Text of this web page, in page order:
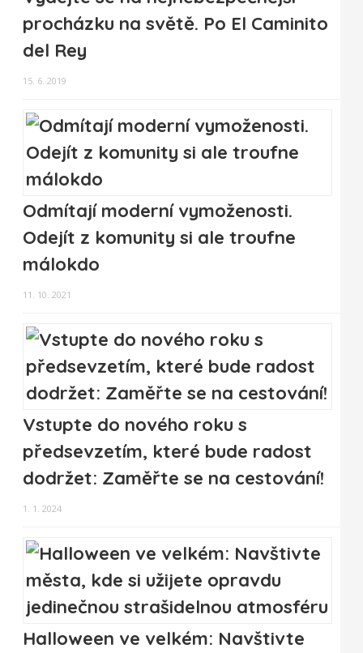
procházku na světě. Po El Caminito
del Rey
15. 6. 2019
Odmítají moderní vymoženosti.
Odejít z komunity si ale troufne
málokdo
11. 10. 2021
Vstupte do nového roku s
předsevzetím, které bude radost
dodržet: Zaměřte se na cestování!
1. 1. 2024
Halloween ve velkém: Navštivte